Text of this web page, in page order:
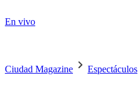
En vivo
Ciudad Magazine Espectáculos